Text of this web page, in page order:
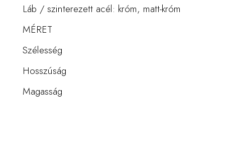
Láb / szinterezett acél: króm, matt-króm
MÉRET
Szélesség
Hosszúság
Magasság